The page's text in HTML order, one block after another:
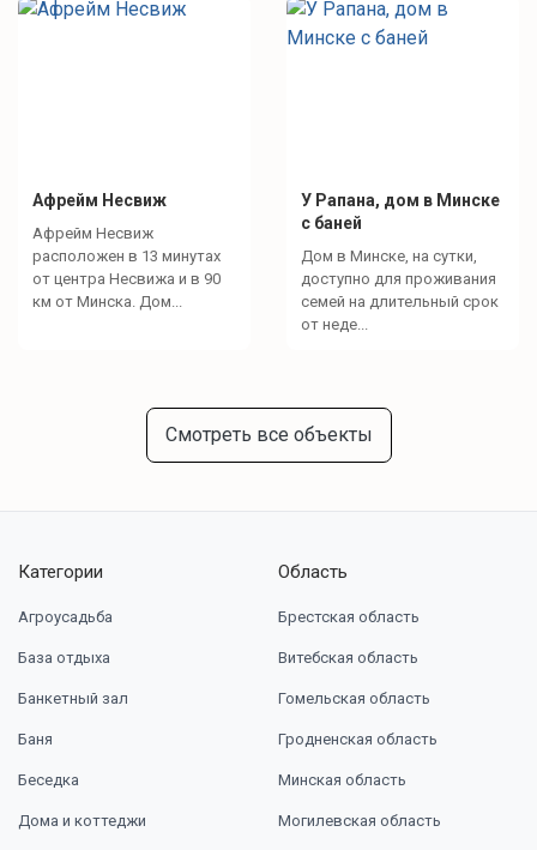
Афрейм Несвиж
Афрейм Несвиж
расположен в 13 минутах
от центра Несвижа и в 90
км от Минска. Дом...
У Рапана, дом в Минске
с баней
Дом в Минске, на сутки,
доступно для проживания
семей на длительный срок
от неде...
Смотреть все объекты
Категории
Агроусадьба
База отдыха
Банкетный зал
Баня
Беседка
Дома и коттеджи
Область
Брестская область
Витебская область
Гомельская область
Гродненская область
Минская область
Могилевская область